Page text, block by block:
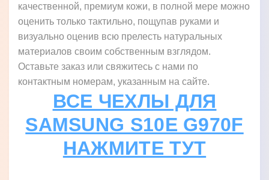
качественной, премиум кожи, в полной мере можно
оценить только тактильно, пощупав руками и
визуально оценив всю прелесть натуральных
материалов своим собственным взглядом.
Оставьте заказ или свяжитесь с нами по
контактным номерам, указанным на сайте.
ВСЕ ЧЕХЛЫ ДЛЯ
SAMSUNG S10E G970F
НАЖМИТЕ ТУТ